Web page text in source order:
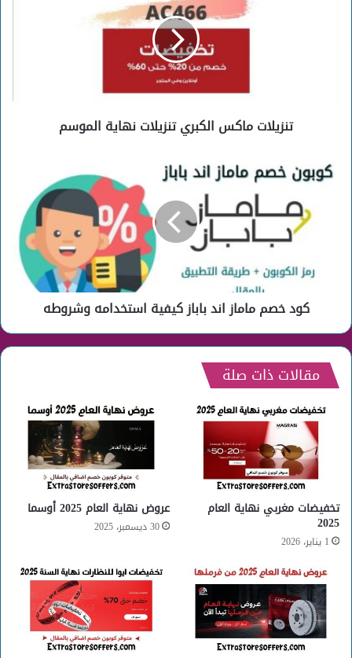
تنزيلات ماكس الكبري تنزيلات نهاية الموسم
خصم
وشروطه
كود خصم ماماز اند باباز كيفية استخدامه وشروطه
مقالات ذات صلة
تخفيضات مغربي نهاية العام
2025
1 يناير، 2026
عروض نهاية العام 2025 أوسما
30 ديسمبر، 2025